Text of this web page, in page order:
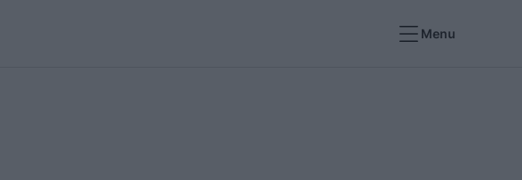
Menu